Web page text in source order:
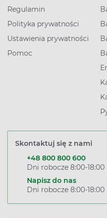
Regulamin
Polityka prywatności
Ustawienia prywatności
Pomoc
Skontaktuj się z nami
+48 800 800 600
Dni robocze 8:00-18:00
Napisz do nas
Dni robocze 8:00-18:00